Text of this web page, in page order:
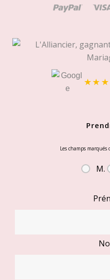
Les champs marqués
M.